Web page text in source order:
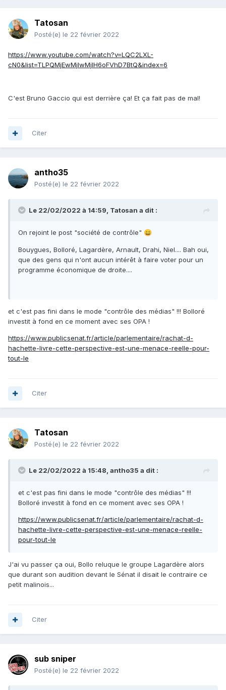
Tatosan
Posté(e) le 22 février 2022
https://www.youtube.com/watch?v=LQC2LXL-
cN0&list=TLPQMjEwMjIwMjIH6oFVhD7BtQ&index=6
C'est Bruno Gaccio qui est derrière ça! Et ça fait pas de mal!
Citer
antho35
Posté(e) le 22 février 2022
Le 22/02/2022 à 14:59, Tatosan a dit :
On rejoint le post "société de contrôle" 😄
Bouygues, Bolloré, Lagardère, Arnault, Drahi, Niel.... Bah oui,
que des gens qui n'ont aucun intérêt à faire voter pour un
programme économique de droite....
et c'est pas fini dans le mode "contrôle des médias" !!! Bolloré
investit à fond en ce moment avec ses OPA !
https://www.publicsenat.fr/article/parlementaire/rachat-d-
hachette-livre-cette-perspective-est-une-menace-reelle-pour-
tout-le
Citer
Tatosan
Posté(e) le 22 février 2022
Le 22/02/2022 à 15:48, antho35 a dit :
et c'est pas fini dans le mode "contrôle des médias" !!!
Bolloré investit à fond en ce moment avec ses OPA !
https://www.publicsenat.fr/article/parlementaire/rachat-d-
hachette-livre-cette-perspective-est-une-menace-reelle-
pour-tout-le
J'ai vu passer ça oui, Bollo reluque le groupe Lagardère alors
que durant son audition devant le Sénat il disait le contraire ce
petit malinois...
Citer
sub sniper
Posté(e) le 22 février 2022